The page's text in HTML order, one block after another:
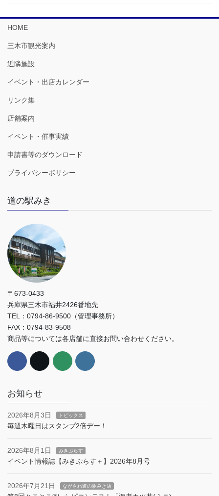
HOME
三木市観光案内
近隣施設
イベント・出店カレンダー
リンク集
店舗案内
イベント・催事実績
申請書等のダウンロード
プライバシーポリシー
道の駅みき
〒673-0433
兵庫県三木市福井2426番地先
TEL：0794-86-9500（管理事務所）
FAX：0794-83-9508
商品等については各店舗に直接お問い合わせください。
お知らせ
2026年8月3日 トピックス
毎週木曜日はスタンプ2倍デー！
2026年8月1日 みきぷらす
イベント情報誌【みきぷらす＋】2026年8月号
2026年7月21日 ながさわ道の駅みき店